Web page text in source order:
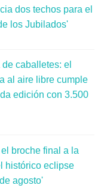
dos techos para el
los Jubilados'
caballetes: el
al aire libre cumple
edición con 3.500
broche final a la
histórico eclipse
agosto'